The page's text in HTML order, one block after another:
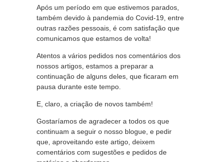
Após um período em que estivemos parados,
também devido à pandemia do Covid-19, entre
outras razões pessoais, é com satisfação que
comunicamos que estamos de volta!
Atentos a vários pedidos nos comentários dos
nossos artigos, estamos a preparar a
continuação de alguns deles, que ficaram em
pausa durante este tempo.
E, claro, a criação de novos também!
Gostaríamos de agradecer a todos os que
continuam a seguir o nosso blogue, e pedir
que, aproveitando este artigo, deixem
comentários com sugestões e pedidos de